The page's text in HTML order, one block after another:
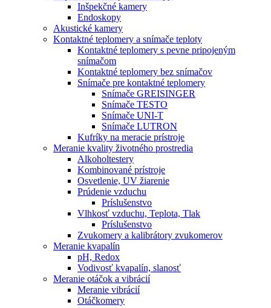
Inšpekčné kamery
Endoskopy
Akustické kamery
Kontaktné teplomery a snímače teploty
Kontaktné teplomery s pevne pripojeným
snímačom
Kontaktné teplomery bez snímačov
Snímače pre kontaktné teplomery
Snímače GREISINGER
Snímače TESTO
Snímače UNI-T
Snímače LUTRON
Kufríky na meracie prístroje
Meranie kvality životného prostredia
Alkoholtestery
Kombinované prístroje
Osvetlenie, UV žiarenie
Prúdenie vzduchu
Príslušenstvo
Vlhkosť vzduchu, Teplota, Tlak
Príslušenstvo
Zvukomery a kalibrátory zvukomerov
Meranie kvapalín
pH, Redox
Vodivosť kvapalín, slanosť
Meranie otáčok a vibrácií
Meranie vibrácií
Otáčkomery